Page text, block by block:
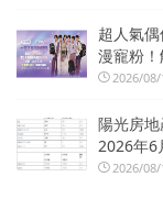
超人氣
漫寵粉！
2026/
陽光房
2026年6
2026/